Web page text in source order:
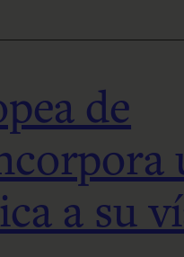
de
a su